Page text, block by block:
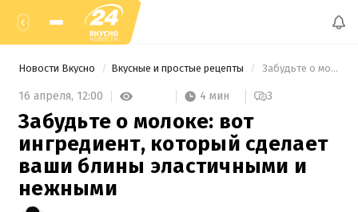
Новости Вкусно Вкусные и простые рецепты Забудьте о молоке: вот ингредиент, который сделает ваши блины эластичными и нежными
16 апреля, 12:00 4 мин 3
Забудьте о молоке: вот
ингредиент, который сделает
ваши блины эластичными и
нежными